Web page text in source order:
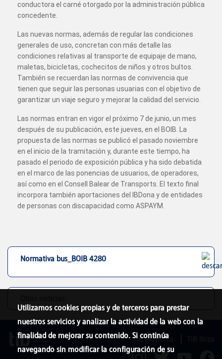
conductora el carné otorgado por la administración pública
concedente.
Las nuevas normas, además de regular las condiciones
generales de uso, concretan con más detalle las
condiciones relativas al transporte de equipaje de mano,
maletas, bicicletas, cochecitos de niños y otros bultos.
También se recuerdan las normas de convivencia que
tienen que seguir las personas usuarias con el objetivo de
garantizar un viaje seguro y mejorar la calidad del servicio.
Las normas entran en vigor el próximo 7 de junio, un mes
después de su publicación, este jueves, en el BOIB. La
propuesta de las normas se publicó el pasado noviembre
en el inicio de la tramitación y, durante este tiempo, ha
pasado el periodo de exposición pública y ha sido debatida
en el marco de las ponencias de usuarios, de operadores,
así como en el Consell Balear de Transports. El texto final
incorpora también aportaciones del IBDona y de entidades
de personas con discapacidad como ASPAYM.
Normativa bus_BOIB 4280
Utilizamos cookies propias y de terceros para prestar
nuestros servicios y analizar la actividad de la web con la
finalidad de mejorar su contenido. Si continúa
navegando sin modificar la configuración de su
TIB Menorca